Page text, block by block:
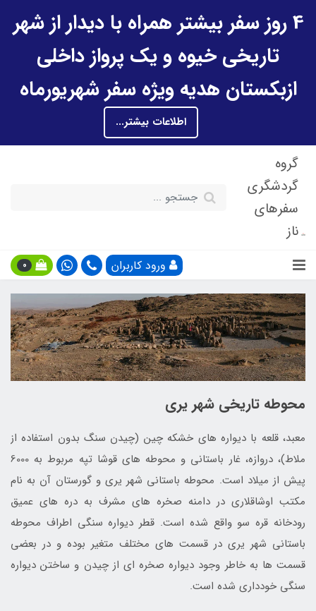
4 روز سفر بیشتر همراه با دیدار از شهر
تاریخی خیوه و یک پرواز داخلی
ازبکستان هدیه ویژه سفر شهریورماه
اطلاعات بیشتر...
گروه
گردشگری
سفرهای
ناز
ورود کاربران 0
محوطه تاریخی شهر یری
معبد، قلعه با دیواره های خشکه چین (چیدن سنگ بدون استفاده از
ملاط)، دروازه، غار باستانی و محوطه های قوشا تپه مربوط به 6000
پیش از میلاد است. محوطه باستانی شهر یری و گورستان آن به نام
مکتب اوشاقلاری در دامنه صخره های مشرف به دره های عمیق
رودخانه قره‌ سو واقع شده است. قطر دیواره سنگی اطراف محوطه
باستانی شهر یری در قسمت های مختلف متغیر بوده و در بعضی
قسمت ها به خاطر وجود دیواره صخره ای از چیدن و ساختن دیواره
سنگی خودداری شده است.